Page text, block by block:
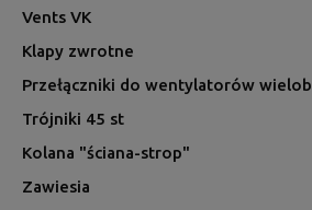
Vents VK
Klapy zwrotne
Przełączniki do wentylatorów
Trójniki 45 st
Kolana "ściana-strop"
Zawiesia